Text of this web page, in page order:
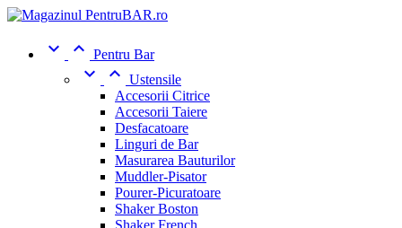
  Pentru Bar
  Ustensile
Accesorii Citrice
Accesorii Taiere
Desfacatoare
Linguri de Bar
Masurarea Bauturilor
Muddler-Pisator
Pourer-Picuratoare
Shaker Boston
Shaker French